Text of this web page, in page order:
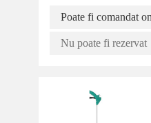
Poate fi comandat
Nu poate fi rezervat